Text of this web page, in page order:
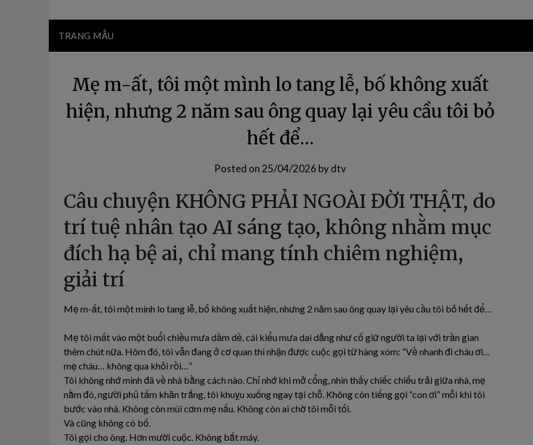
TRANG MẪU
Mẹ m-ất, tôi một mình lo tang lễ, bố không xuất
hiện, nhưng 2 năm sau ông quay lại yêu cầu tôi bỏ
hết để…
Posted on 25/04/2026 bydtv
Câu chuyện KHÔNG PHẢI NGOÀI ĐỜI THẬT, do
trí tuệ nhân tạo AI sáng tạo, không nhằm mục
đích hạ bệ ai, chỉ mang tính chiêm nghiệm,
giải trí
Mẹ m-ất, tôi một mình lo tang lễ, bố không xuất hiện, nhưng 2 năm sau ông quay lại yêu cầu tôi bỏ hết để…
Mẹ tôi mất vào một buổi chiều mưa dầm dề, cái kiểu mưa dai dẳng như cố giữ người ta lại với trần gian
thêm chút nữa. Hôm đó, tôi vẫn đang ở cơ quan thì nhận được cuộc gọi từ hàng xóm: “Về nhanh đi cháu ơi…
mẹ cháu… không qua khỏi rồi…”
Tôi không nhớ mình đã về nhà bằng cách nào. Chỉ nhớ khi mở cổng, nhìn thấy chiếc chiếu trải giữa nhà, mẹ
nằm đó, người phủ tấm khăn trắng, tôi khuỵu xuống ngay tại chỗ. Không còn tiếng gọi “con ơi” mỗi khi tôi
bước vào nhà. Không còn mùi cơm mẹ nấu. Không còn ai chờ tôi mỗi tối.
Và cũng không có bố.
Tôi gọi cho ông. Hơn mười cuộc. Không bắt máy.